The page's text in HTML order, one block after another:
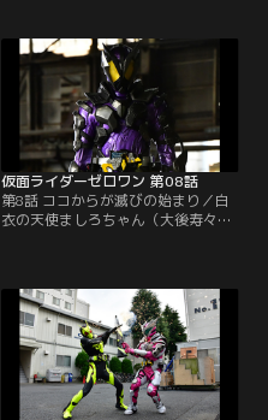
（美山加恋）の事務所社長・多澤
（おかやまはじめ）にある容疑がか
かっているというのだが…。一方、
滅亡迅雷.netのアジトでは、滅（砂
川脩弥）が迅（中川大輔）にある指
令を出す。
仮面ライダーゼロワン 第08話
第8話 ココからが滅びの始まり／白
衣の天使ましろちゃん（大後寿々
よると、患者の個人情報を扱う医療
ヒューマギアのセキュリティは万全
だという。その病院でのヒューマギ
アのハッキングに失敗した滅（砂川
脩弥）は…。